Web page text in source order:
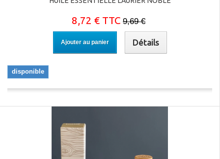
8,72 € TTC 9,69 €
Ajouter au panier Détails
disponible